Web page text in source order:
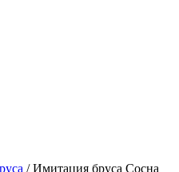
/Имитация бруса Сосна